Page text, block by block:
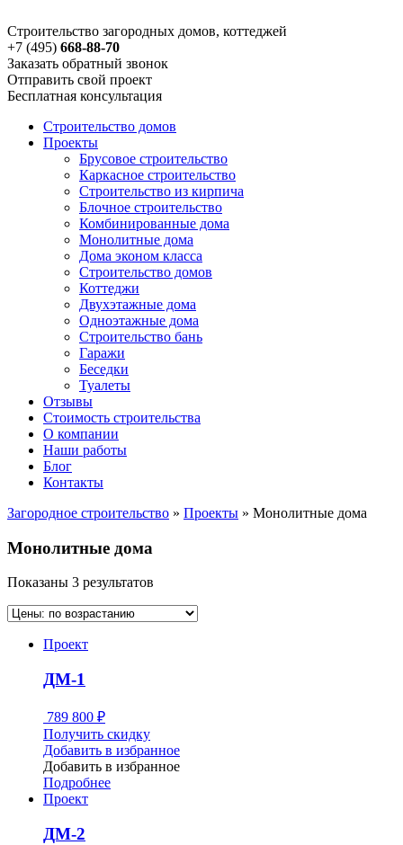
Строительство загородных домов, коттеджей
+7 (495) 668-88-70
Заказать обратный звонок
Отправить свой проект
Бесплатная консультация
Строительство домов
Проекты
Брусовое строительство
Каркасное строительство
Строительство из кирпича
Блочное строительство
Комбинированные дома
Монолитные дома
Дома эконом класса
Строительство домов
Коттеджи
Двухэтажные дома
Одноэтажные дома
Строительство бань
Гаражи
Беседки
Туалеты
Отзывы
Стоимость строительства
О компании
Наши работы
Блог
Контакты
Загородное строительство » Проекты » Монолитные дома
Монолитные дома
Показаны 3 результатов
Проект
ДМ-1
789 800 ₽
Получить скидку
Добавить в избранное
Добавить в избранное
Подробнее
Проект
ДМ-2